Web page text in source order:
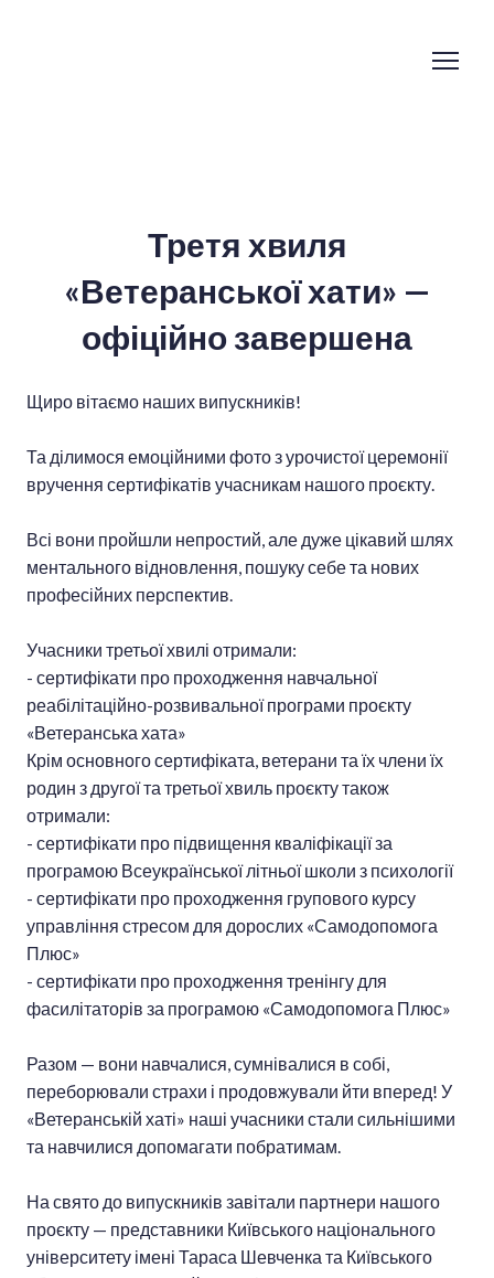
Третя хвиля
«Ветеранської хати» —
офіційно завершена
Щиро вітаємо наших випускників!
Та ділимося емоційними фото з урочистої церемонії
вручення сертифікатів учасникам нашого проєкту.
Всі вони пройшли непростий, але дуже цікавий шлях
ментального відновлення, пошуку себе та нових
професійних перспектив.
Учасники третьої хвилі отримали:
- сертифікати про проходження навчальної
реабілітаційно-розвивальної програми проєкту
«Ветеранська хата»
Крім основного сертифіката, ветерани та їх члени їх
родин з другої та третьої хвиль проєкту також
отримали:
- сертифікати про підвищення кваліфікації за
програмою Всеукраїнської літньої школи з психології
- сертифікати про проходження групового курсу
управління стресом для дорослих «Самодопомога
Плюс»
- сертифікати про проходження тренінгу для
фасилітаторів за програмою «Самодопомога Плюс»
Разом — вони навчалися, сумнівалися в собі,
переборювали страхи і продовжували йти вперед! У
«Ветеранській хаті» наші учасники стали сильнішими
та навчилися допомагати побратимам.
На свято до випускників завітали партнери нашого
проєкту — представники Київського національного
університету імені Тараса Шевченка та Київського